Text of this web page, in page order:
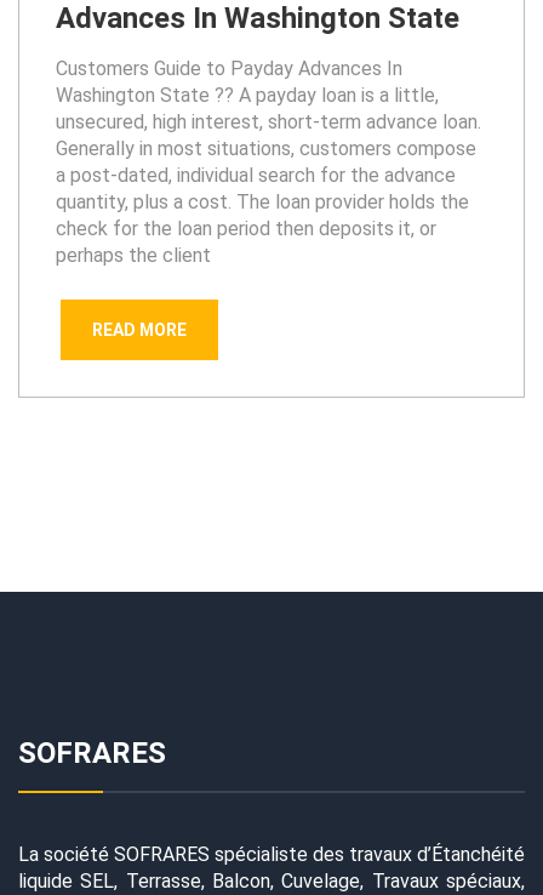
Advances In Washington State
Customers Guide to Payday Advances In
Washington State ?? A payday loan is a little,
unsecured, high interest, short-term advance loan.
Generally in most situations, customers compose
a post-dated, individual search for the advance
quantity, plus a cost. The loan provider holds the
check for the loan period then deposits it, or
perhaps the client
READ MORE
SOFRARES
La société SOFRARES spécialiste des travaux d’Étanchéité
liquide SEL, Terrasse, Balcon, Cuvelage, Travaux spéciaux,